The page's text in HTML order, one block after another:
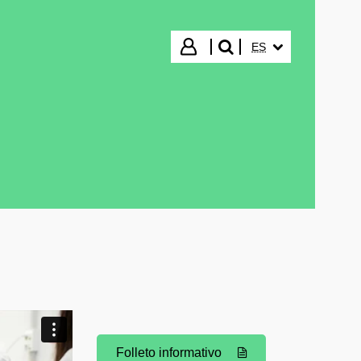
Iniciar sesión
buscar"
ES
Folleto informativo